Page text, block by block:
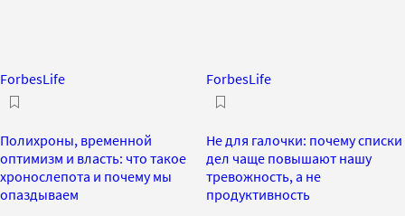
ForbesLife
Полихроны, временной
оптимизм и власть: что такое
хронослепота и почему мы
опаздываем
ForbesLife
Не для галочки: почему списки
дел чаще повышают нашу
тревожность, а не
продуктивность